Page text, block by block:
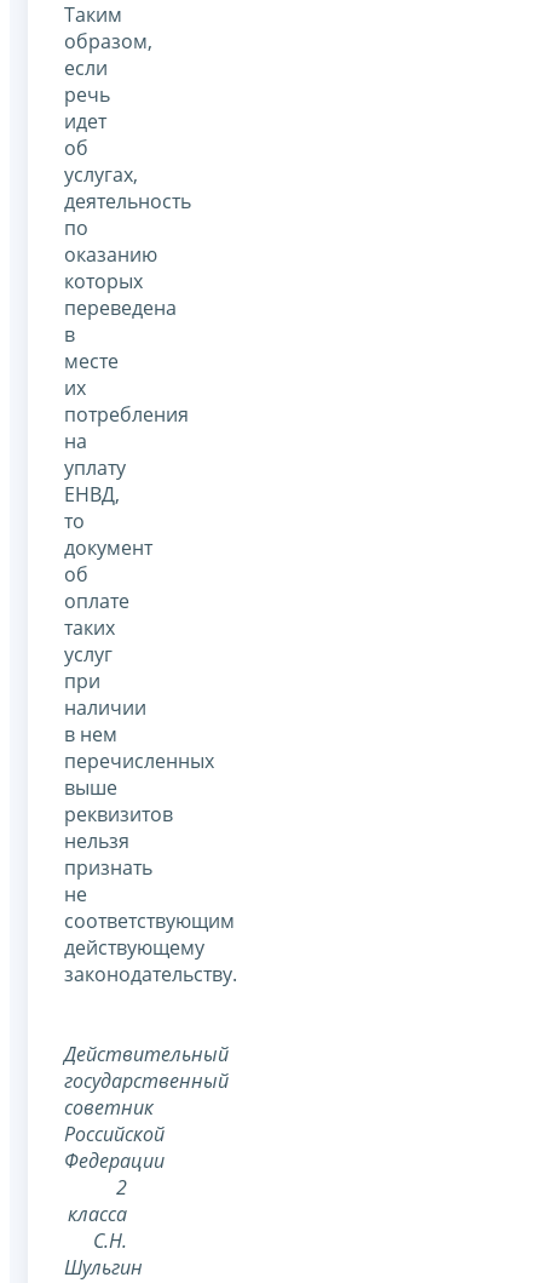
Таким
образом,
если
речь
идет
об
услугах,
деятельность
по
оказанию
которых
переведена
в
месте
их
потребления
на
уплату
ЕНВД,
то
документ
об
оплате
таких
услуг
при
наличии
в нем
перечисленных
выше
реквизитов
нельзя
признать
не
соответствующим
действующему
законодательству.
Действительный
государственный
советник
Российской
Федерации
2
класса
С.Н.
Шульгин